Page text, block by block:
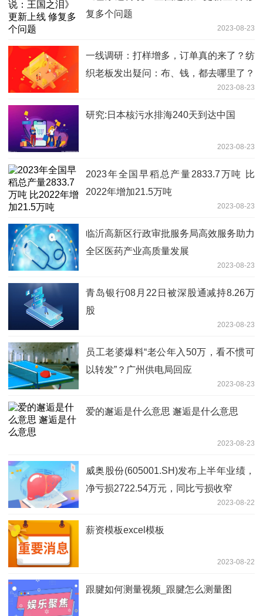
复多个问题
2023-08-23
一线调研：打样增多，订单真的来了？纺
织老板发出疑问：布、钱，都去哪里了？
2023-08-23
研究:日本核污水排海240天到达中国
2023-08-23
2023年全国早稻总产量2833.7万吨 比
2022年增加21.5万吨
2023-08-23
临沂高新区行政审批服务局高效服务助力
全区医药产业高质量发展
2023-08-23
青岛银行08月22日被深股通减持8.26万
股
2023-08-23
员工老婆爆料“老公年入50万，看不惯可
以转发”？广州供电局回应
2023-08-23
爱的邂逅是什么意思 邂逅是什么意思
2023-08-23
威奥股份(605001.SH)发布上半年业绩，
净亏损2722.54万元，同比亏损收窄
2023-08-22
薪资模板excel模板
2023-08-22
跟腱如何测量视频_跟腱怎么测量图